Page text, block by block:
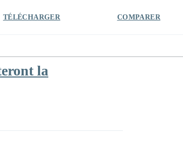
TÉLÉCHARGER COMPARER
la